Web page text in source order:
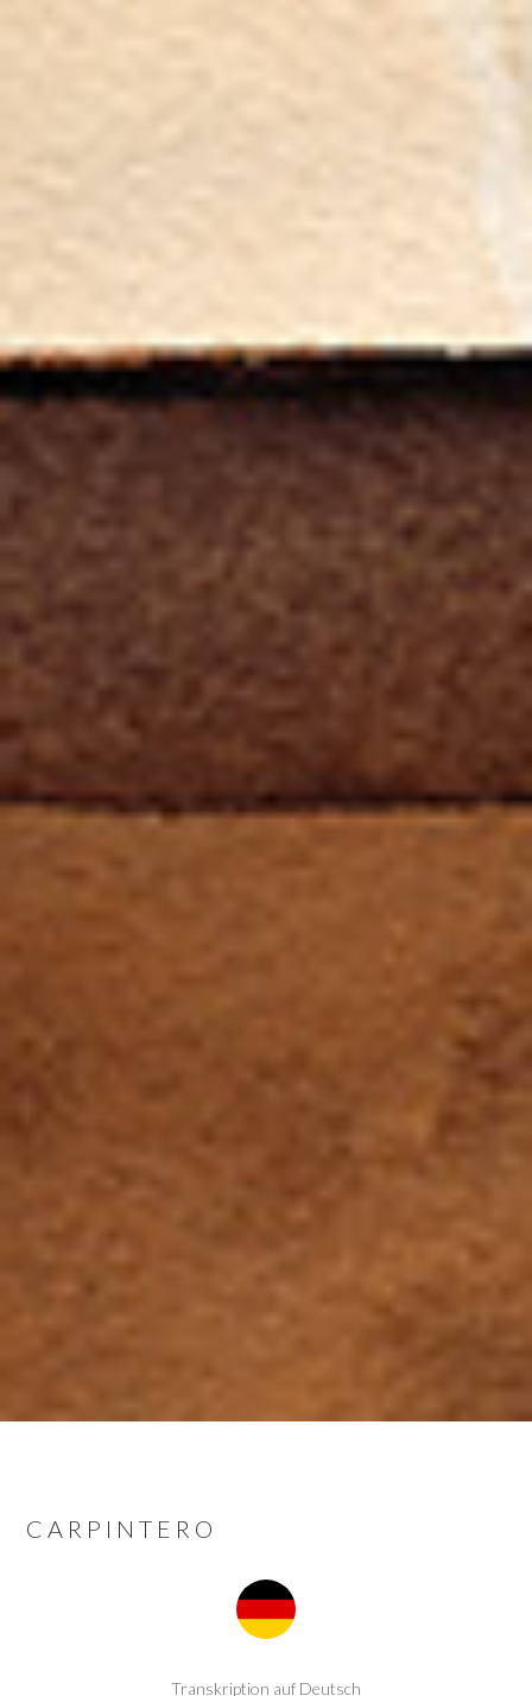
CARPINTERO
Transkription auf Deutsch